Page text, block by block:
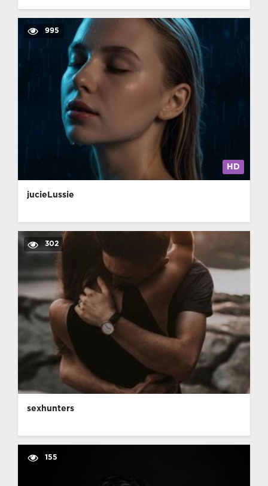
995
HD
jucieLussie
302
sexhunters
155